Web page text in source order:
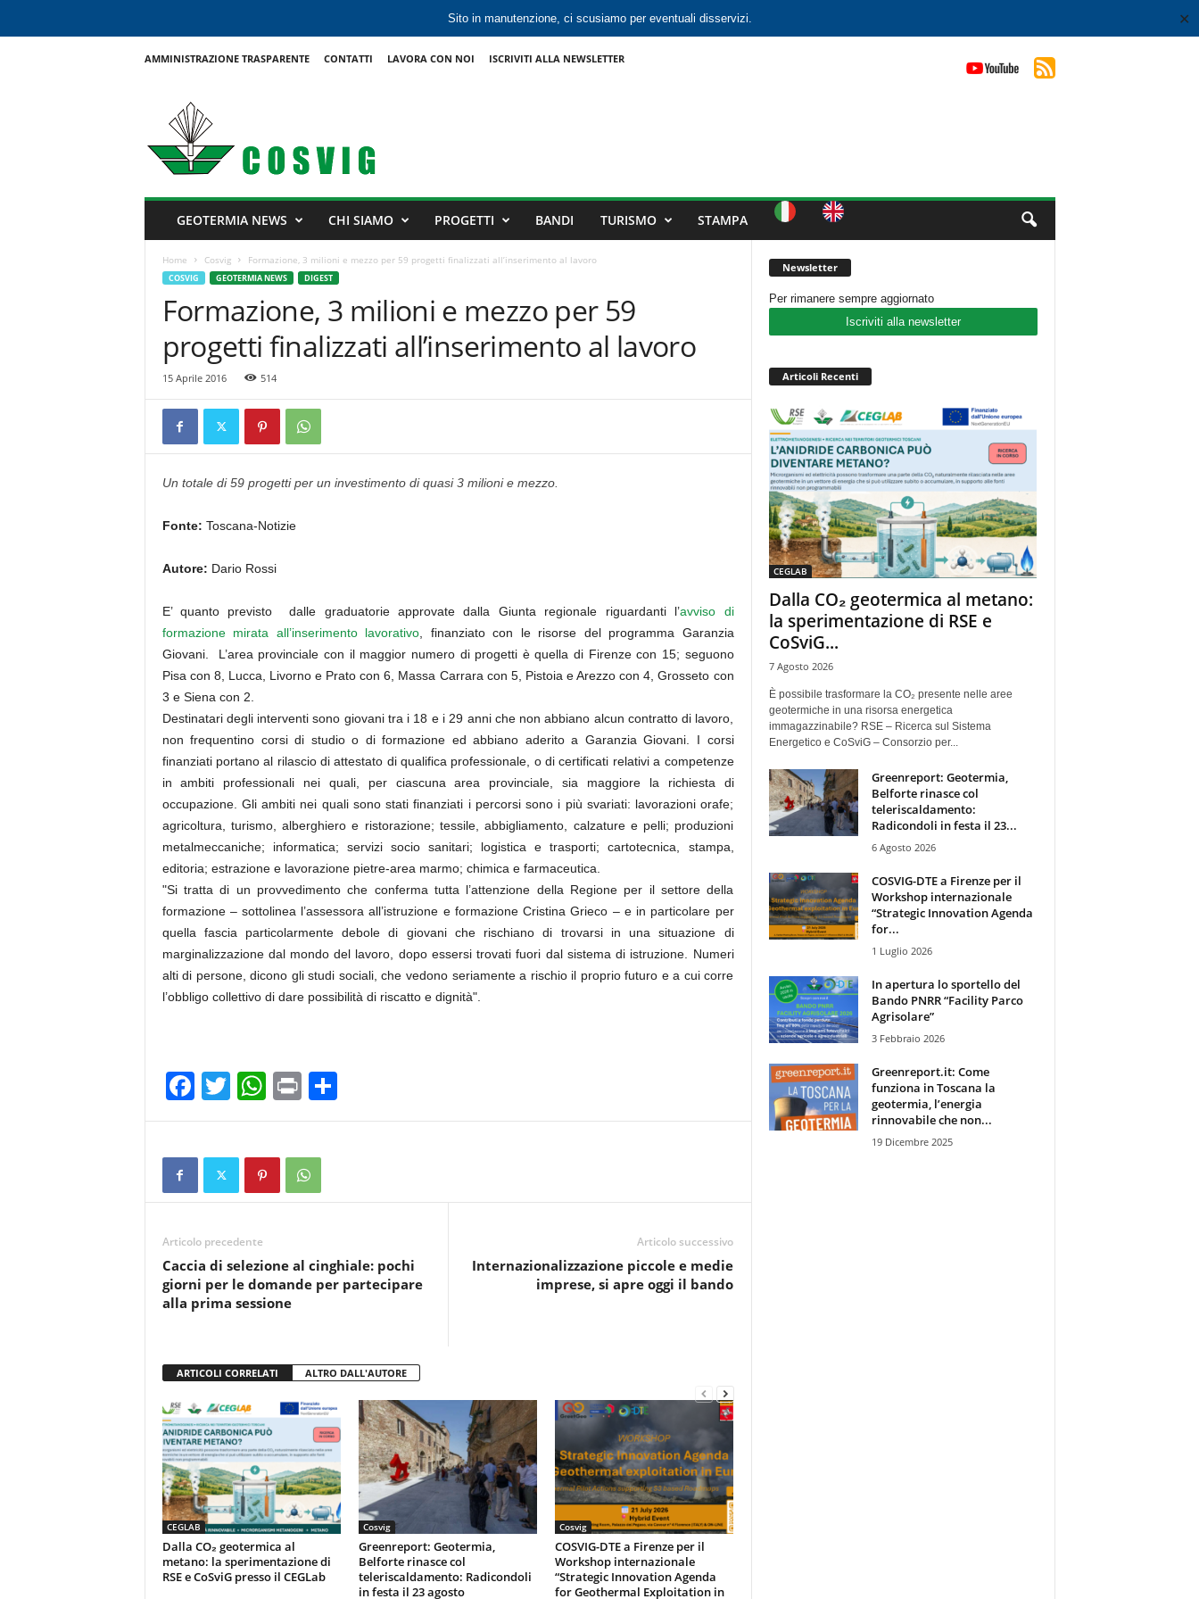
Sito in manutenzione, ci scusiamo per eventuali disservizi. ✕
AMMINISTRAZIONE TRASPARENTE CONTATTI LAVORA CON NOI ISCRIVITI ALLA NEWSLETTER
GEOTERMIA NEWS CHI SIAMO PROGETTI BANDI TURISMO STAMPA
Home Cosvig Formazione, 3 milioni e mezzo per 59 progetti finalizzati all’inserimento al lavoro
COSVIG GEOTERMIA NEWS DIGEST
Formazione, 3 milioni e mezzo per 59
progetti finalizzati all’inserimento al lavoro
15 Aprile 2016 514
Un totale di 59 progetti per un investimento di quasi 3 milioni e mezzo.
Fonte: Toscana-Notizie
Autore: Dario Rossi
E’ quanto previsto dalle graduatorie approvate dalla Giunta regionale riguardanti l’avviso di
formazione mirata all’inserimento lavorativo , finanziato con le risorse del programma Garanzia
Giovani. L’area provinciale con il maggior numero di progetti è quella di Firenze con 15; seguono
Pisa con 8, Lucca, Livorno e Prato con 6, Massa Carrara con 5, Pistoia e Arezzo con 4, Grosseto con
3 e Siena con 2.
Destinatari degli interventi sono giovani tra i 18 e i 29 anni che non abbiano alcun contratto di lavoro,
non frequentino corsi di studio o di formazione ed abbiano aderito a Garanzia Giovani. I corsi
finanziati portano al rilascio di attestato di qualifica professionale, o di certificati relativi a competenze
in ambiti professionali nei quali, per ciascuna area provinciale, sia maggiore la richiesta di
occupazione. Gli ambiti nei quali sono stati finanziati i percorsi sono i più svariati: lavorazioni orafe;
agricoltura, turismo, alberghiero e ristorazione; tessile, abbigliamento, calzature e pelli; produzioni
metalmeccaniche; informatica; servizi socio sanitari; logistica e trasporti; cartotecnica, stampa,
editoria; estrazione e lavorazione pietre-area marmo; chimica e farmaceutica.
"Si tratta di un provvedimento che conferma tutta l’attenzione della Regione per il settore della
formazione – sottolinea l’assessora all’istruzione e formazione Cristina Grieco – e in particolare per
quella fascia particolarmente debole di giovani che rischiano di trovarsi in una situazione di
marginalizzazione dal mondo del lavoro, dopo essersi trovati fuori dal sistema di istruzione. Numeri
alti di persone, dicono gli studi sociali, che vedono seriamente a rischio il proprio futuro e a cui corre
l’obbligo collettivo di dare possibilità di riscatto e dignità".
F
a
b
o
k
T
wi
W
h
s
A
p
Pr
in o
vi
Articolo precedente
Caccia di selezione al cinghiale: pochi
giorni per le domande per partecipare
alla prima sessione
Articolo successivo
Internazionalizzazione piccole e medie
imprese, si apre oggi il bando
ARTICOLI CORRELATI ALTRO DALL'AUTORE
CEGLAB
Dalla CO₂ geotermica al
metano: la sperimentazione di
RSE e CoSviG presso il CEGLab
Cosvig
Greenreport: Geotermia,
Belforte rinasce col
teleriscaldamento: Radicondoli
in festa il 23 agosto
Cosvig
COSVIG-DTE a Firenze per il
Workshop internazionale
“Strategic Innovation Agenda
for Geothermal Exploitation in
Newsletter
Per rimanere sempre aggiornato
Iscriviti alla newsletter
Articoli Recenti
CEGLAB
Dalla CO₂ geotermica al metano:
la sperimentazione di RSE e
CoSviG...
7 Agosto 2026
È possibile trasformare la CO₂ presente nelle aree
geotermiche in una risorsa energetica
immagazzinabile? RSE – Ricerca sul Sistema
Energetico e CoSviG – Consorzio per...
Greenreport: Geotermia,
Belforte rinasce col
teleriscaldamento:
Radicondoli in festa il 23...
6 Agosto 2026
COSVIG-DTE a Firenze per il
Workshop internazionale
“Strategic Innovation Agenda
for...
1 Luglio 2026
In apertura lo sportello del
Bando PNRR “Facility Parco
Agrisolare”
3 Febbraio 2026
Greenreport.it: Come
funziona in Toscana la
geotermia, l’energia
rinnovabile che non...
19 Dicembre 2025